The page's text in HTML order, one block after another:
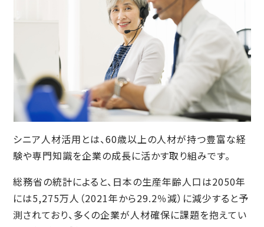
シニア人材活用とは、60歳以上の人材が持つ豊富な経
験や専門知識を企業の成長に活かす取り組みです。
総務省の統計によると、日本の生産年齢人口は2050年
には5,275万人（2021年から29.2％減）に減少すると予
測されており、多くの企業が人材確保に課題を抱えてい